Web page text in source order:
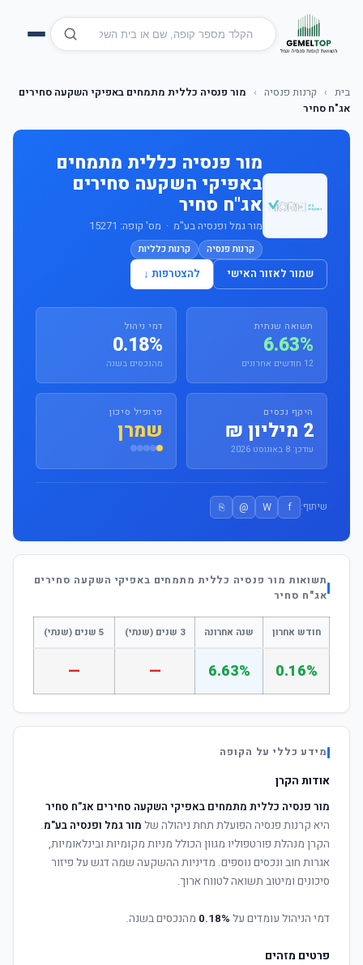
בית › קרנות פנסיה ›
מור פנסיה כללית מתמחים באפיקי השקעה סחירים
אג"ח סחיר
מור פנסיה כללית מתמחים
באפיקי השקעה סחירים
אג"ח סחיר
מור גמל ופנסיה בע"מ · מס' קופה: 15271
קרנות פנסיה קרנות כלליות
שמור לאזור האישי להצטרפות ↓
תשואה שנתית
6.63%
12 חודשים אחרונים
דמי ניהול
0.18%
מהנכסים בשנה
היקף נכסים
2 מיליון ₪
עודכן: 8 באוגוסט 2026
פרופיל סיכון
שמרן
שיתוף: f
W
@
⎘
תשואות מור פנסיה כללית מתמחים באפיקי השקעה סחירים
אג"ח סחיר
חודש אחרון שנה אחרונה 3 שנים (שנתי) 5 שנים (שנתי)
0.16%
6.63%
—
—
מידע כללי על הקופה
אודות הקרן
מור פנסיה כללית מתמחים באפיקי השקעה סחירים אג"ח סחיר
היא קרנות פנסיה הפועלת תחת ניהולה של מור גמל ופנסיה בע"מ.
הקרן מנהלת פורטפוליו מגוון הכולל מניות מקומיות ובינלאומיות,
אגרות חוב ונכסים נוספים. מדיניות ההשקעה שמה דגש על פיזור
סיכונים ומיטוב תשואה לטווח ארוך.
דמי הניהול עומדים על 0.18% מהנכסים בשנה.
פרטים מזהים